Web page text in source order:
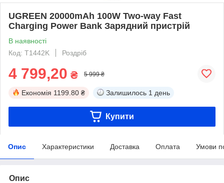
UGREEN 20000mAh 100W Two-way Fast
Charging Power Bank Зарядний пристрій
В наявності
Код: T1442K
Роздріб
4 799,20 ₴ 5 999 ₴
Економія 1199.80 ₴ Залишилось 1 день
Купити
Опис Характеристики Доставка Оплата Умови
Опис